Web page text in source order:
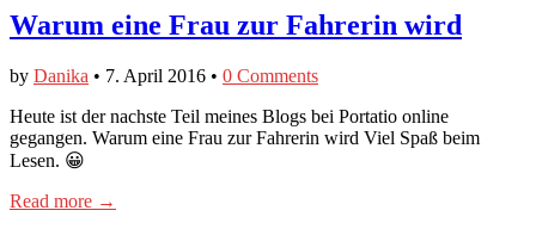
Warum eine Frau zur Fahrerin wird
by Danika • 7. April 2016 • 0 Comments
Heute ist der nachste Teil meines Blogs bei Portatio online
gegangen. Warum eine Frau zur Fahrerin wird Viel Spaß beim
Lesen. 😀
Read more →